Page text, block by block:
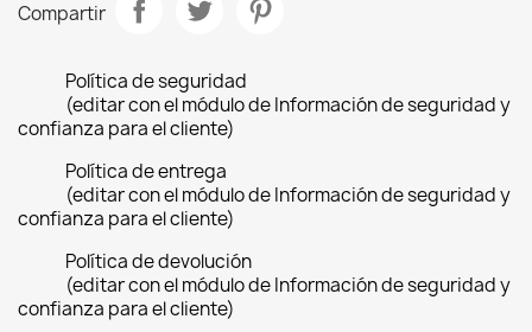
Compartir
Política de seguridad
(editar con el módulo de Información de seguridad y
confianza para el cliente)
Política de entrega
(editar con el módulo de Información de seguridad y
confianza para el cliente)
Política de devolución
(editar con el módulo de Información de seguridad y
confianza para el cliente)